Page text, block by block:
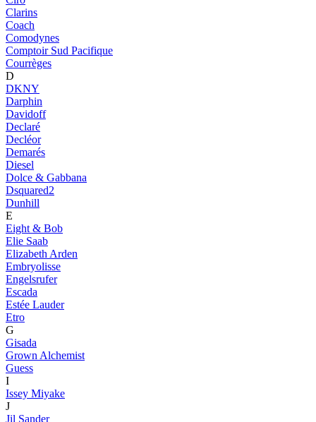
Clarins
Coach
Comodynes
Comptoir Sud Pacifique
Courrèges
D
DKNY
Darphin
Davidoff
Declaré
Decléor
Demarés
Diesel
Dolce & Gabbana
Dsquared2
Dunhill
E
Eight & Bob
Elie Saab
Elizabeth Arden
Embryolisse
Engelsrufer
Escada
Estée Lauder
Etro
G
Gisada
Grown Alchemist
Guess
I
Issey Miyake
J
Jil Sander